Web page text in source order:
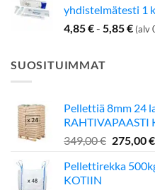
yhdistelmätesti 1
4,85€- 5,85€ (alv
SUOSITUIMMAT
Pellettiä 8mm 24
RAHTIVAPAASTI
349,00€
oli:
275,00€
Pellettirekka
KOTIIN